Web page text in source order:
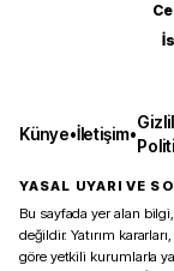
Künye•İletişim•
YASAL UYARI VE
Bu sayfada yer alan
değildir. Yatırım
göre yetkili kurumlarla